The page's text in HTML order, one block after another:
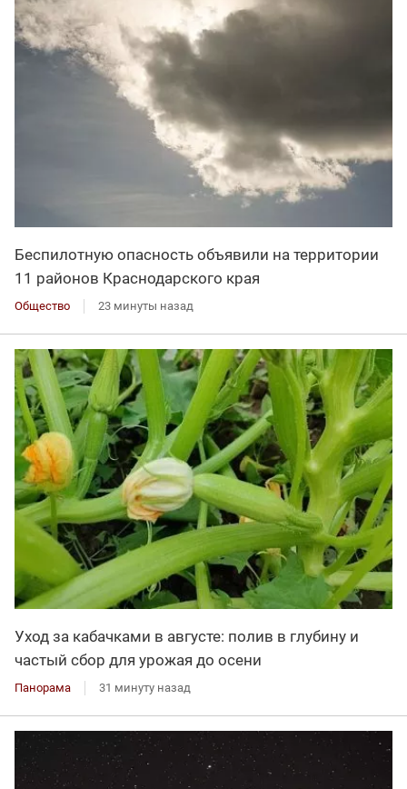
Беспилотную опасность объявили на территории
11 районов Краснодарского края
Общество 23 минуты назад
Уход за кабачками в августе: полив в глубину и
частый сбор для урожая до осени
Панорама 31 минуту назад